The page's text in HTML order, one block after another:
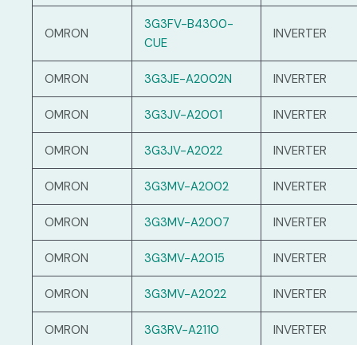
OMRON
3G3FV-B4300-
CUE
INVERTER
OMRON 3G3JE-A2002N INVERTER
OMRON 3G3JV-A2001 INVERTER
OMRON 3G3JV-A2022 INVERTER
OMRON 3G3MV-A2002 INVERTER
OMRON 3G3MV-A2007 INVERTER
OMRON 3G3MV-A2015 INVERTER
OMRON 3G3MV-A2022 INVERTER
OMRON 3G3RV-A2110 INVERTER